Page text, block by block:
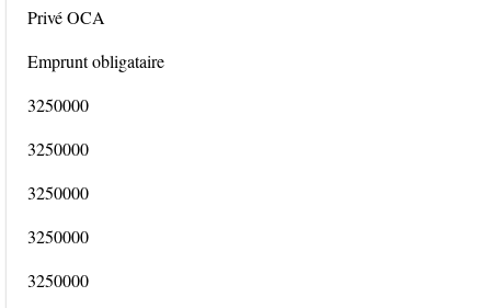
Privé OCA
Emprunt obligataire
3250000
3250000
3250000
3250000
3250000